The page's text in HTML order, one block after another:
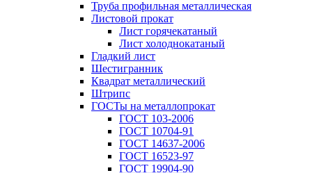
Труба профильная металлическая
Листовой прокат
Лист горячекатаный
Лист холоднокатаный
Гладкий лист
Шестигранник
Квадрат металлический
Штрипс
ГОСТы на металлопрокат
ГОСТ 103-2006
ГОСТ 10704-91
ГОСТ 14637-2006
ГОСТ 16523-97
ГОСТ 19904-90